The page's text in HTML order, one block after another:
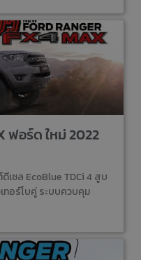
ฟอร์ด ใหม่ 2022
เซล EcoBlue TDCi 4 สูบ
ทอร์โบคู่ ระบบควบคุม